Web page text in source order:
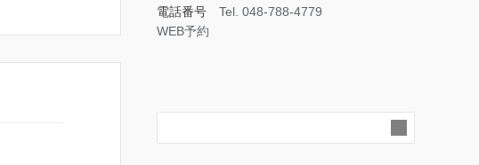
電話番号 Tel. 048-788-4779
WEB予約